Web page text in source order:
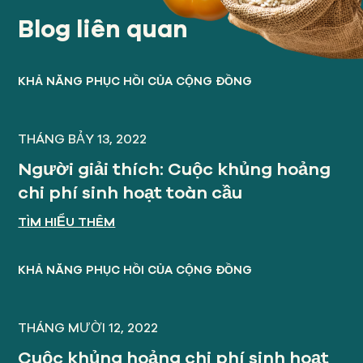
Blog liên quan
KHẢ NĂNG PHỤC HỒI CỦA CỘNG ĐỒNG
THÁNG BẢY 13, 2022
Người giải thích: Cuộc khủng hoảng
chi phí sinh hoạt toàn cầu
TÌM HIỂU THÊM
KHẢ NĂNG PHỤC HỒI CỦA CỘNG ĐỒNG
THÁNG MƯỜI 12, 2022